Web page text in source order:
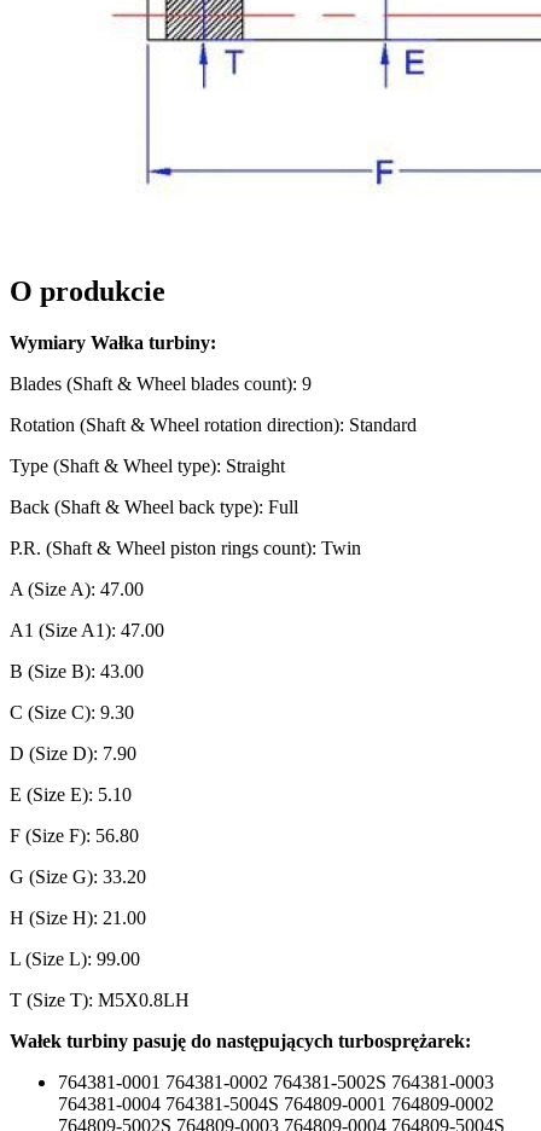
O produkcie
Wymiary Wałka turbiny:
Blades (Shaft & Wheel blades count): 9
Rotation (Shaft & Wheel rotation direction): Standard
Type (Shaft & Wheel type): Straight
Back (Shaft & Wheel back type): Full
P.R. (Shaft & Wheel piston rings count): Twin
A (Size A): 47.00
A1 (Size A1): 47.00
B (Size B): 43.00
C (Size C): 9.30
D (Size D): 7.90
E (Size E): 5.10
F (Size F): 56.80
G (Size G): 33.20
H (Size H): 21.00
L (Size L): 99.00
T (Size T): M5X0.8LH
Wałek turbiny pasuję do następujących turbosprężarek:
764381-0001 764381-0002 764381-5002S 764381-0003
764381-0004 764381-5004S 764809-0001 764809-0002
764809-5002S 764809-0003 764809-0004 764809-5004S